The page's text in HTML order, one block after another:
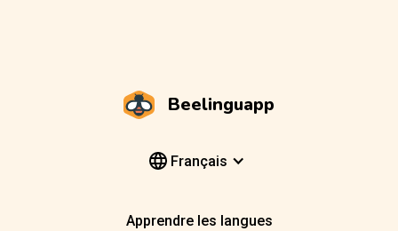
Beelinguapp
Français
Apprendre les langues